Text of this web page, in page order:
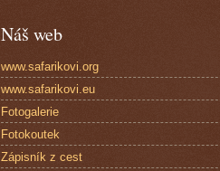
Náš web
www.safarikovi.org
www.safarikovi.eu
Fotogalerie
Fotokoutek
Zápisník z cest